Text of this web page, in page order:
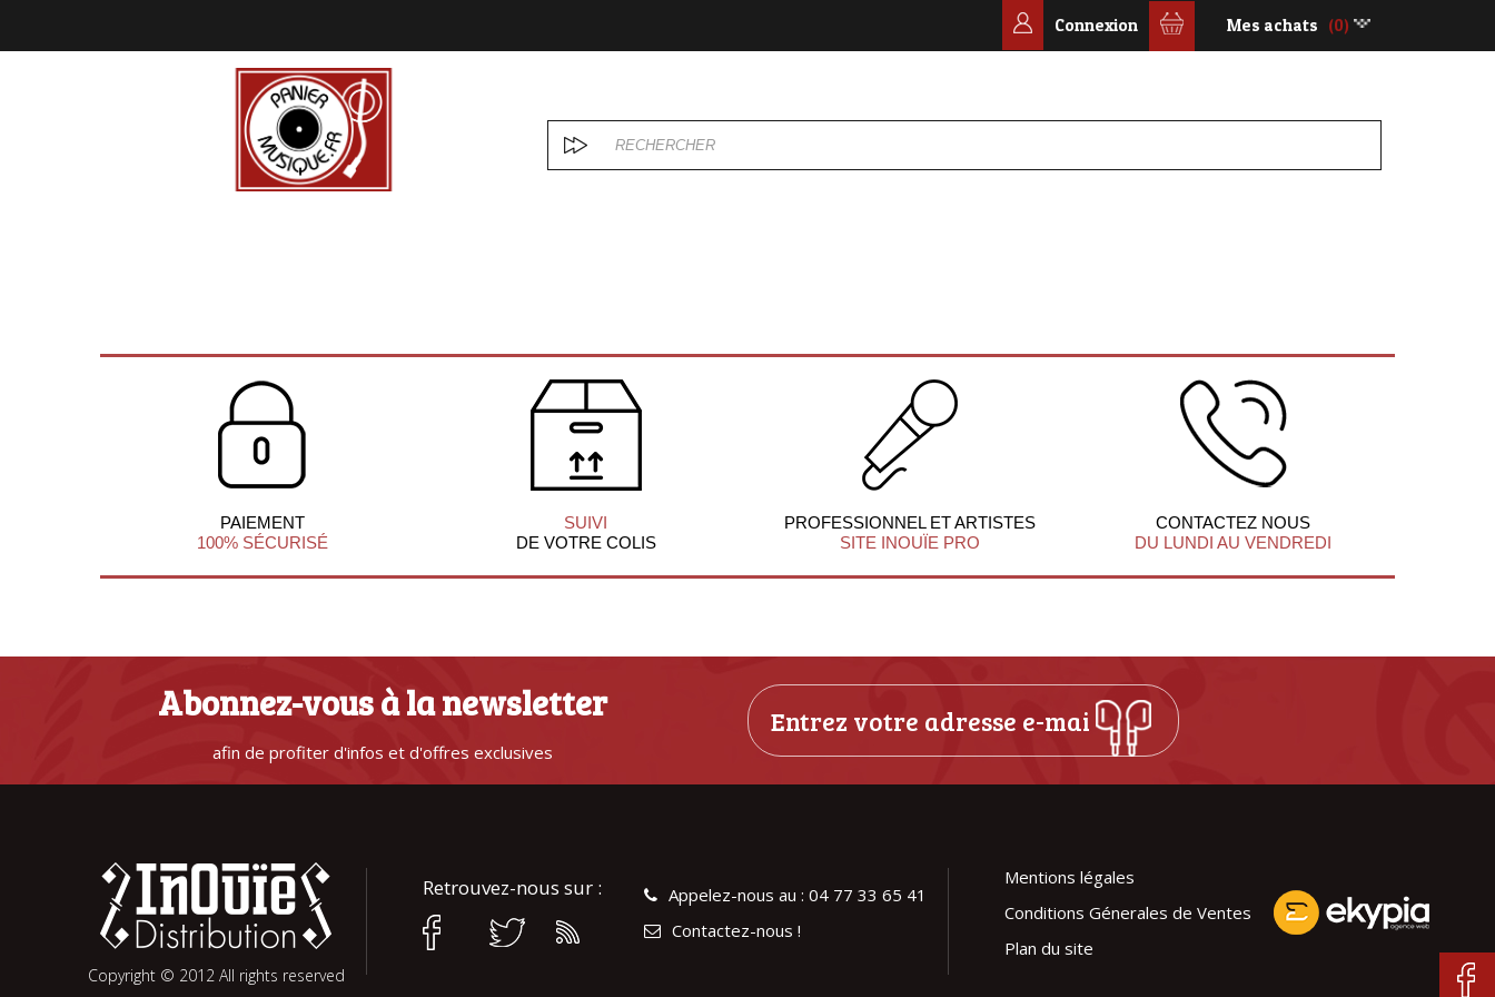
Mes achats (0)
Connexion
PAIEMENT
100% SÉCURISÉ
SUIVI
DE VOTRE COLIS
PROFESSIONNEL ET ARTISTES
SITE INOUÏE PRO
CONTACTEZ NOUS
DU LUNDI AU VENDREDI
Abonnez-vous à la newsletter
afin de profiter d'infos et d'offres exclusives
Copyright © 2012 All rights reserved
Retrouvez-nous sur :
Appelez-nous au : 04 77 33 65 41
Contactez-nous !
Mentions légales
Conditions Génerales de Ventes
Plan du site